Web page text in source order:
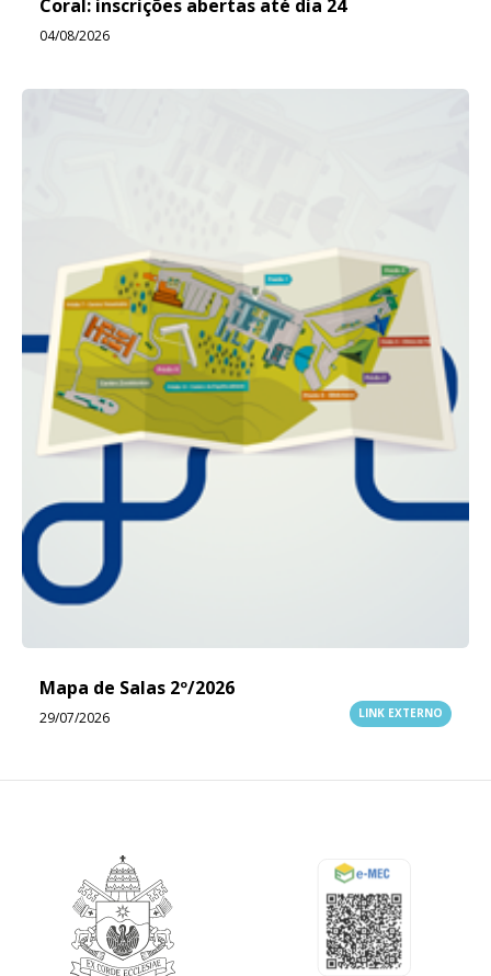
Coral: inscrições abertas até dia 24
04/08/2026
Mapa de Salas 2º/2026
29/07/2026 LINK EXTERNO